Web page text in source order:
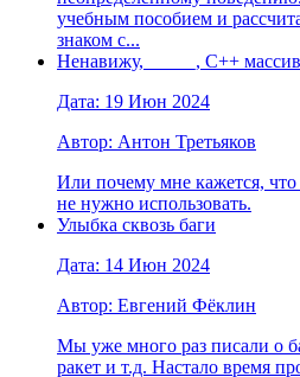
учебным пособием и
знаком с...
Ненавижу, _____, C++
Дата: 19 Июн 2024
Автор: Антон Третьяков
Или почему мне кажется,
не нужно использовать.
Улыбка сквозь баги
Дата: 14 Июн 2024
Автор: Евгений Фёклин
Мы уже много раз писали о
ракет и т.д. Настало время